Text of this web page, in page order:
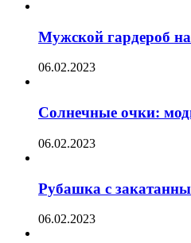
Мужской гардероб
06.02.2023
Солнечные очки:
06.02.2023
Рубашка с
06.02.2023